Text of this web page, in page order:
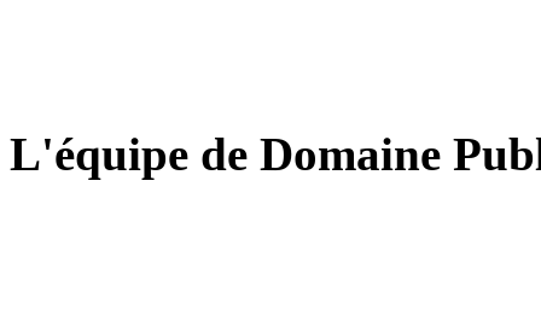
L'équipe de Domaine